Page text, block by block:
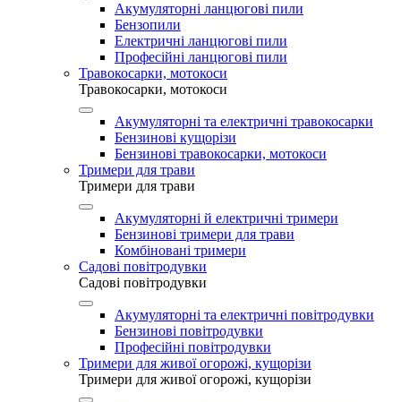
Акумуляторні ланцюгові пили
Бензопили
Електричні ланцюгові пили
Професійні ланцюгові пили
Травокосарки, мотокоси
Травокосарки, мотокоси
Акумуляторні та електричні травокосарки
Бензинові кущорізи
Бензинові травокосарки, мотокоси
Тримери для трави
Тримери для трави
Акумуляторні й електричні тримери
Бензинові тримери для трави
Комбіновані тримери
Садові повітродувки
Садові повітродувки
Акумуляторні та електричні повітродувки
Бензинові повітродувки
Професійні повітродувки
Тримери для живої огорожі, кущорізи
Тримери для живої огорожі, кущорізи